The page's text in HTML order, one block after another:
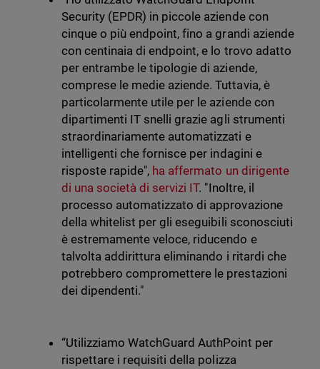
Security (EPDR) in piccole aziende con
cinque o più endpoint, fino a grandi aziende
con centinaia di endpoint, e lo trovo adatto
per entrambe le tipologie di aziende,
comprese le medie aziende. Tuttavia, è
particolarmente utile per le aziende con
dipartimenti IT snelli grazie agli strumenti
straordinariamente automatizzati e
intelligenti che fornisce per indagini e
risposte rapide", ha affermato un dirigente
di una società di servizi IT. "Inoltre, il
processo automatizzato di approvazione
della whitelist per gli eseguibili sconosciuti
è estremamente veloce, riducendo e
talvolta addirittura eliminando i ritardi che
potrebbero compromettere le prestazioni
dei dipendenti."
“Utilizziamo WatchGuard AuthPoint per
rispettare i requisiti della polizza